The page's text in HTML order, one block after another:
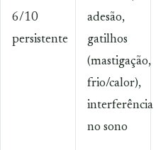
6/10
persistente
adesão,
gatilhos
(mastigação,
frio/calor),
interferência
no sono